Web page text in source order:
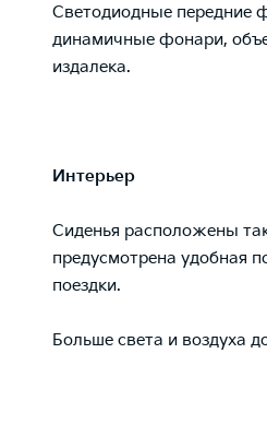
Светодиодные передние
динамичные фонари,
издалека.
Интерьер
Сиденья расположены
предусмотрена удобная
поездки.
Больше света и воздуха